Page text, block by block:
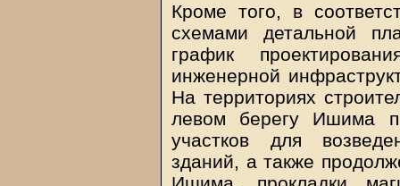
Кроме того, в
схемами детальной
график
инженерной
На территориях
левом берегу Ишима
участков для
зданий, а также